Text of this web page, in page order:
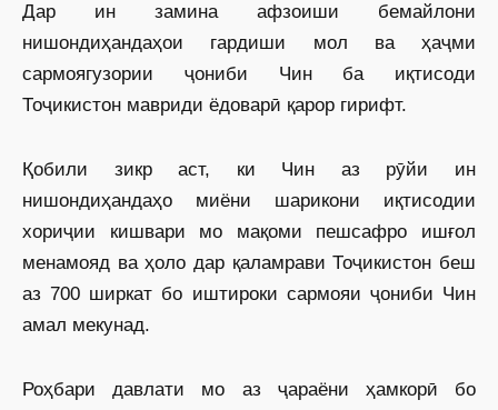
Дар ин замина афзоиши бемайлони
нишондиҳандаҳои гардиши мол ва ҳаҷми
сармоягузории ҷониби Чин ба иқтисоди
Тоҷикистон мавриди ёдоварӣ қарор гирифт.
Қобили зикр аст, ки Чин аз рӯйи ин
нишондиҳандаҳо миёни шарикони иқтисодии
хориҷии кишвари мо мақоми пешсафро ишғол
менамояд ва ҳоло дар қаламрави Тоҷикистон беш
аз 700 ширкат бо иштироки сармояи ҷониби Чин
амал мекунад.
Роҳбари давлати мо аз ҷараёни ҳамкорӣ бо